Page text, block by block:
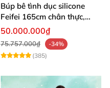
Búp bê tình dục silicone
Feifei 165cm chân thực,
sang trọng, âm thanh sống
50.000.000₫
75.757.000₫
-34%
(385)